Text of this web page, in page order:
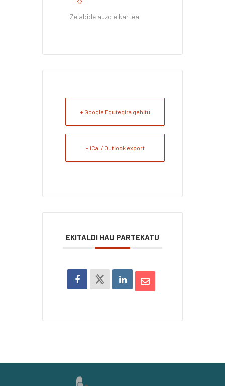
Zelabide auzo elkartea
+ Google Egutegira gehitu
+ iCal / Outlook export
EKITALDI HAU PARTEKATU